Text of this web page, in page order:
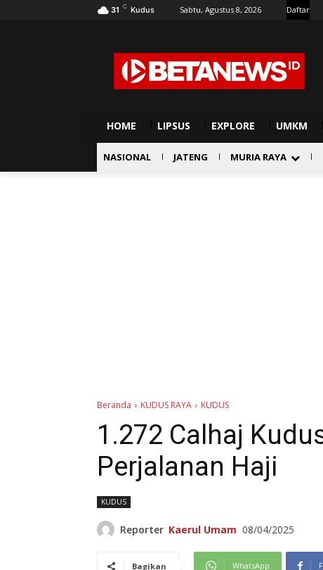
31 C Kudus Sabtu, Agustus 8, 2026 Daftar
HOME LIPSUS EXPLORE UMKM
NASIONAL JATENG MURIA RAYA
Beranda KUDUS RAYA KUDUS
1.272 Calhaj
Perjalanan Haji
KUDUS
Reporter Kaerul Umam 08/04/2025
Bagikan WhatsApp